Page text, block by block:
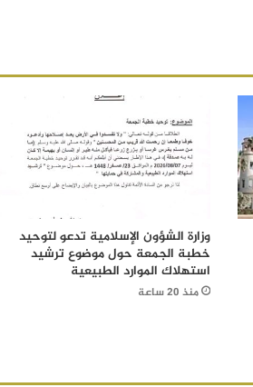
وزارة الشؤون الإسلامية تدعو لتوحيد
خطبة الجمعة حول موضوع ترشيد
استهلاك الموارد الطبيعية
منذ 20 ساعة